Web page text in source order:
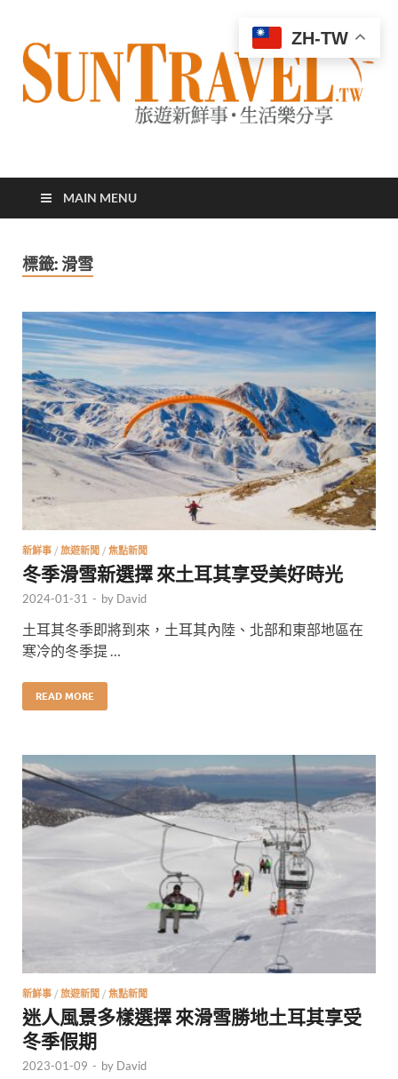
太陽網
MAIN MENU
標籤:滑雪
新鮮事 / 旅遊新聞 / 焦點新聞
冬季滑雪新選擇 來土耳其享受美好時光
2024-01-31 - by David
土耳其冬季即將到來，土耳其內陸、北部和東部地區在
寒冷的冬季提 …
READ MORE
新鮮事 / 旅遊新聞 / 焦點新聞
迷人風景多樣選擇 來滑雪勝地土耳其享受
冬季假期
2023-01-09 - by David
ZH-TW